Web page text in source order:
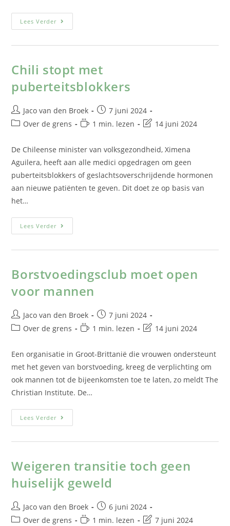
Lees Verder
Chili stopt met
puberteitsblokkers
Jaco van den Broek
7 juni 2024
Over de grens
1 min. lezen 14 juni 2024
De Chileense minister van volksgezondheid, Ximena
Aguilera, heeft aan alle medici opgedragen om geen
puberteitsblokkers of geslachtsoverschrijdende hormonen
aan nieuwe patiënten te geven. Dit doet ze op basis van
het…
Lees Verder
Borstvoedingsclub moet open
voor mannen
Jaco van den Broek
7 juni 2024
Over de grens
1 min. lezen 14 juni 2024
Een organisatie in Groot-Brittanië die vrouwen ondersteunt
met het geven van borstvoeding, kreeg de verplichting om
ook mannen tot de bijeenkomsten toe te laten, zo meldt The
Christian Institute. De…
Lees Verder
Weigeren transitie toch geen
huiselijk geweld
Jaco van den Broek
6 juni 2024
Over de grens
1 min. lezen 7 juni 2024